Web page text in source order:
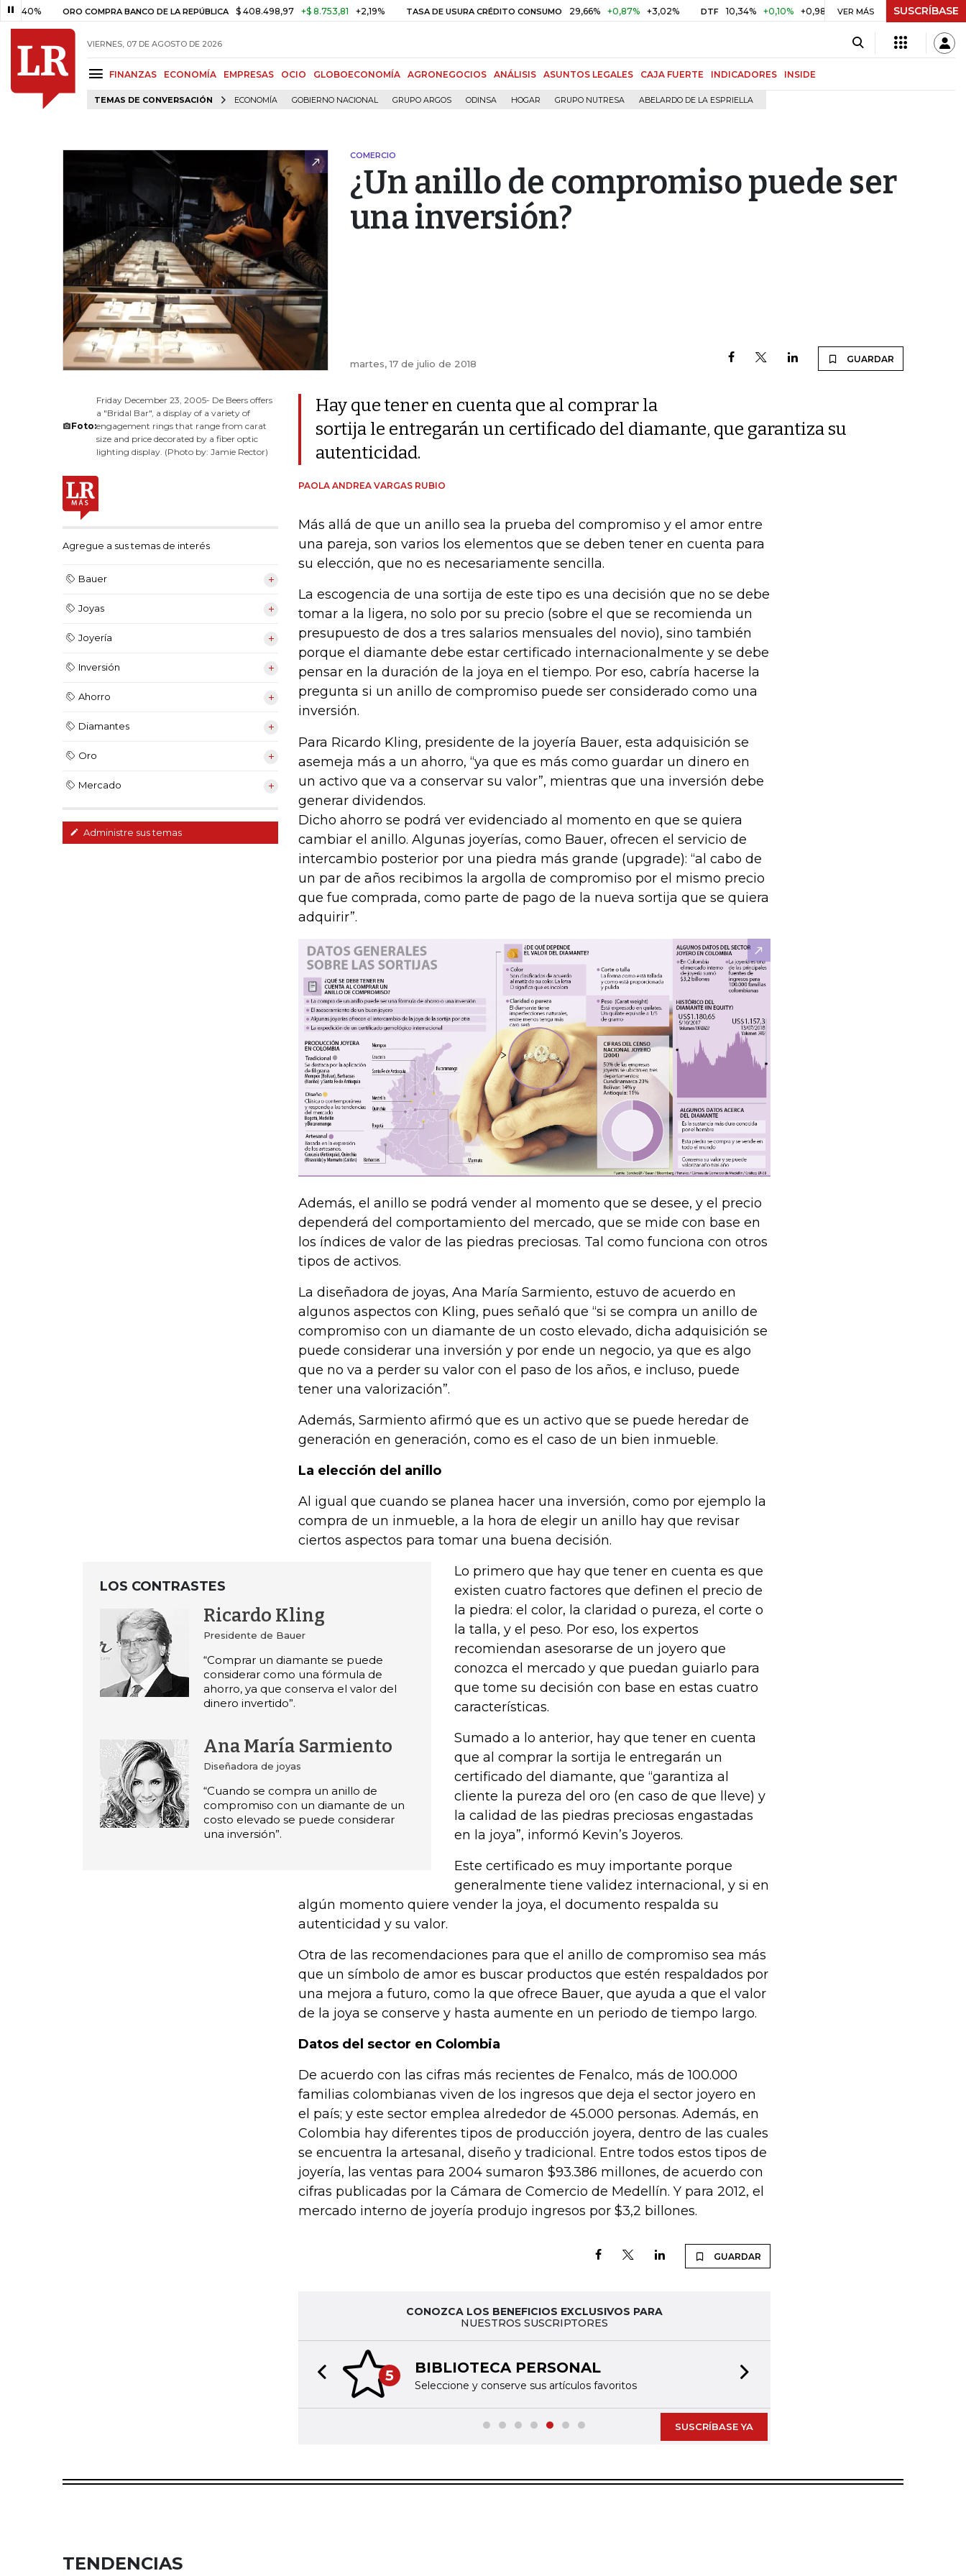
ORO COMPRA BANCO DE LA REPÚBLICA $ 408.498,97 +$ 8.753,81 +2,19% TASA DE USURA CRÉDITO CONSUMO 29,66% +0,87% +3,02% DTF 10,34% +0,10% +0,98% UVR $ 416,96 +$ 0,05 +0,01%
VER MÁS SUSCRÍBASE
VIERNES, 07 DE AGOSTO DE 2026
FINANZAS ECONOMÍA EMPRESAS OCIO GLOBOECONOMÍA AGRONEGOCIOS ANÁLISIS ASUNTOS LEGALES CAJA FUERTE INDICADORES INSIDE
TEMAS DE CONVERSACIÓN ECONOMÍA GOBIERNO NACIONAL GRUPO ARGOS ODINSA HOGAR GRUPO NUTRESA ABELARDO DE LA ESPRIELLA
COMERCIO
¿Un anillo de compromiso puede ser
una inversión?
martes, 17 de julio de 2018 GUARDAR
Foto:
Friday December 23, 2005- De Beers offers
a "Bridal Bar", a display of a variety of
engagement rings that range from carat
size and price decorated by a fiber optic
lighting display. (Photo by: Jamie Rector)
Agregue a sus temas de interés
Bauer
Joyas
Joyería
Inversión
Ahorro
Diamantes
Oro
Mercado
Administre sus temas
Hay que tener en cuenta que al comprar la
sortija le entregarán un certificado del diamante, que garantiza su
autenticidad.
PAOLA ANDREA VARGAS RUBIO
Más allá de que un anillo sea la prueba del compromiso y el amor entre
una pareja, son varios los elementos que se deben tener en cuenta para
su elección, que no es necesariamente sencilla.
La escogencia de una sortija de este tipo es una decisión que no se debe
tomar a la ligera, no solo por su precio (sobre el que se recomienda un
presupuesto de dos a tres salarios mensuales del novio), sino también
porque el diamante debe estar certificado internacionalmente y se debe
pensar en la duración de la joya en el tiempo. Por eso, cabría hacerse la
pregunta si un anillo de compromiso puede ser considerado como una
inversión.
Para Ricardo Kling, presidente de la joyería Bauer, esta adquisición se
asemeja más a un ahorro, “ya que es más como guardar un dinero en
un activo que va a conservar su valor”, mientras que una inversión debe
generar dividendos.
Dicho ahorro se podrá ver evidenciado al momento en que se quiera
cambiar el anillo. Algunas joyerías, como Bauer, ofrecen el servicio de
intercambio posterior por una piedra más grande (upgrade): “al cabo de
un par de años recibimos la argolla de compromiso por el mismo precio
que fue comprada, como parte de pago de la nueva sortija que se quiera
adquirir”.
Además, el anillo se podrá vender al momento que se desee, y el precio
dependerá del comportamiento del mercado, que se mide con base en
los índices de valor de las piedras preciosas. Tal como funciona con otros
tipos de activos.
La diseñadora de joyas, Ana María Sarmiento, estuvo de acuerdo en
algunos aspectos con Kling, pues señaló que “si se compra un anillo de
compromiso con un diamante de un costo elevado, dicha adquisición se
puede considerar una inversión y por ende un negocio, ya que es algo
que no va a perder su valor con el paso de los años, e incluso, puede
tener una valorización”.
Además, Sarmiento afirmó que es un activo que se puede heredar de
generación en generación, como es el caso de un bien inmueble.
La elección del anillo
Al igual que cuando se planea hacer una inversión, como por ejemplo la
compra de un inmueble, a la hora de elegir un anillo hay que revisar
ciertos aspectos para tomar una buena decisión.
LOS CONTRASTES
Ricardo Kling
Presidente de Bauer
“Comprar un diamante se puede
considerar como una fórmula de
ahorro, ya que conserva el valor del
dinero invertido”.
Ana María Sarmiento
Diseñadora de joyas
“Cuando se compra un anillo de
compromiso con un diamante de un
costo elevado se puede considerar
una inversión”.
Lo primero que hay que tener en cuenta es que
existen cuatro factores que definen el precio de
la piedra: el color, la claridad o pureza, el corte o
la talla, y el peso. Por eso, los expertos
recomiendan asesorarse de un joyero que
conozca el mercado y que puedan guiarlo para
que tome su decisión con base en estas cuatro
características.
Sumado a lo anterior, hay que tener en cuenta
que al comprar la sortija le entregarán un
certificado del diamante, que “garantiza al
cliente la pureza del oro (en caso de que lleve) y
la calidad de las piedras preciosas engastadas
en la joya”, informó Kevin’s Joyeros.
Este certificado es muy importante porque
generalmente tiene validez internacional, y si en
algún momento quiere vender la joya, el documento respalda su
autenticidad y su valor.
Otra de las recomendaciones para que el anillo de compromiso sea más
que un símbolo de amor es buscar productos que estén respaldados por
una mejora a futuro, como la que ofrece Bauer, que ayuda a que el valor
de la joya se conserve y hasta aumente en un periodo de tiempo largo.
Datos del sector en Colombia
De acuerdo con las cifras más recientes de Fenalco, más de 100.000
familias colombianas viven de los ingresos que deja el sector joyero en
el país; y este sector emplea alrededor de 45.000 personas. Además, en
Colombia hay diferentes tipos de producción joyera, dentro de las cuales
se encuentra la artesanal, diseño y tradicional. Entre todos estos tipos de
joyería, las ventas para 2004 sumaron $93.386 millones, de acuerdo con
cifras publicadas por la Cámara de Comercio de Medellín. Y para 2012, el
mercado interno de joyería produjo ingresos por $3,2 billones.
GUARDAR
CONOZCA LOS BENEFICIOS EXCLUSIVOS PARA
NUESTROS SUSCRIPTORES
5 BIBLIOTECA PERSONAL
Seleccione y conserve sus artículos favoritos
Previous slide
SUSCRÍBASE YA
TENDENCIAS